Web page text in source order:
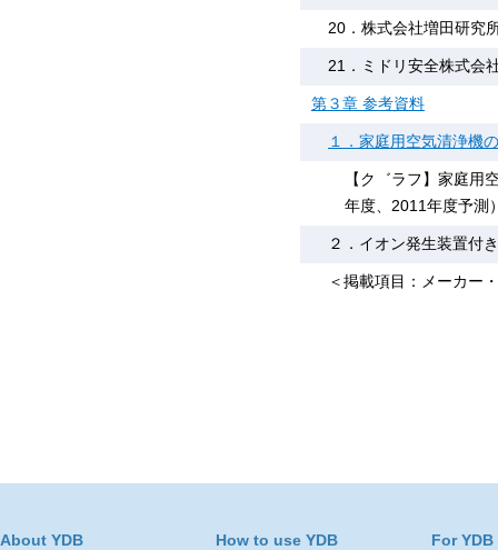
20．株式会社増田研究
21．ミドリ安全株式会
第３章 参考資料
１．家庭用空気清浄機
【ク゛ラフ】家庭用
年度、2011年度予測
２．イオン発生装置付
＜掲載項目：メーカー
About YDB How to use YDB For